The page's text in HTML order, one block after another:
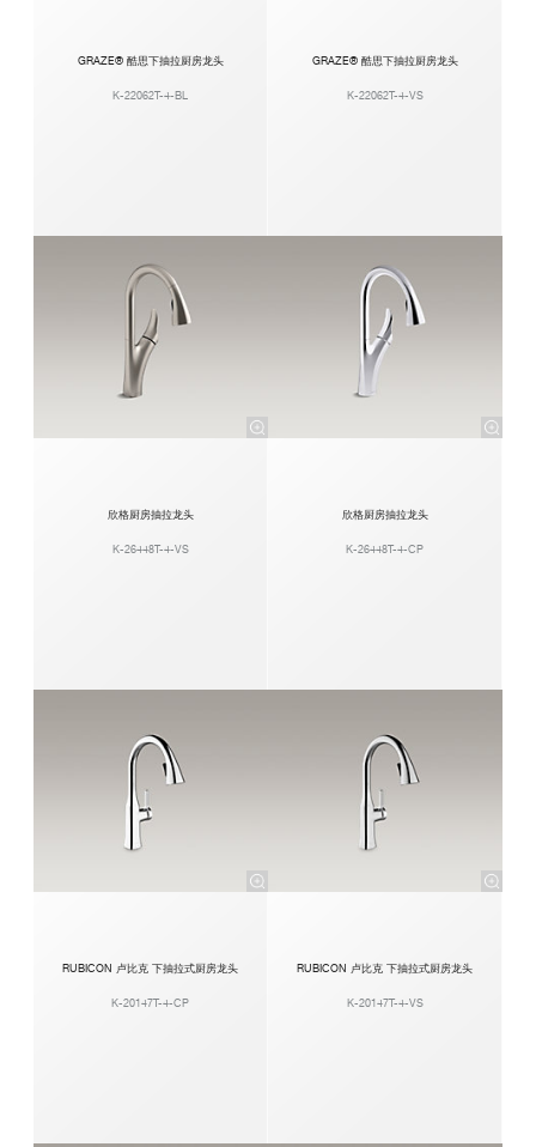
GRAZE® 酷思下抽拉厨房龙头
K-22062T-4-BL
GRAZE® 酷思下抽拉厨房龙头
K-22062T-4-VS
欣格厨房抽拉龙头
K-26448T-4-VS
欣格厨房抽拉龙头
K-26448T-4-CP
RUBICON 卢比克 下抽拉式厨房龙头
K-20147T-4-CP
RUBICON 卢比克 下抽拉式厨房龙头
K-20147T-4-VS